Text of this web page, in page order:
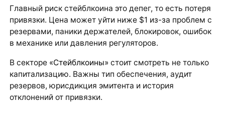
Главный риск стейблкоина это депег, то есть потеря
привязки. Цена может уйти ниже $1 из-за проблем с
резервами, паники держателей, блокировок, ошибок
в механике или давления регуляторов.
В секторе «Стейблкоины»стоит смотреть не только
капитализацию. Важны тип обеспечения, аудит
резервов, юрисдикция эмитента и история
отклонений от привязки.